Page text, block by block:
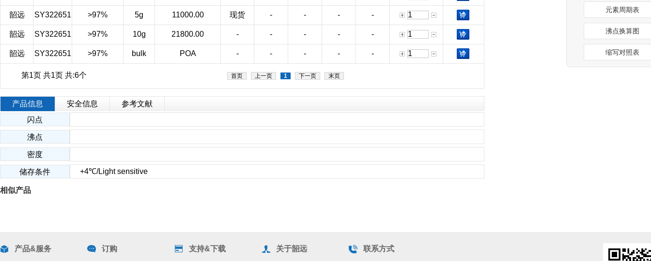
韶远 SY322651 >97% 5g 11000.00 现货 - - - -
韶远 SY322651 >97% 10g 21800.00 - - - - -
韶远 SY322651 >97% bulk POA - - - - -
首页 上一页 1 下一页 末页
第1页 共1页 共:6个
产品信息 安全信息
参考文献
闪点
沸点
密度
储存条件 +4℃/Light sensitive
相似产品
元素周期表
沸点换算图
缩写对照表
产品&服务 订购 支持&下载 关于韶远 联系方式